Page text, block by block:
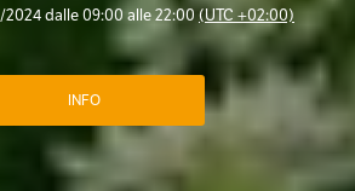
dalle 09:00 alle 22:00 (UTC +02:00)
INFO